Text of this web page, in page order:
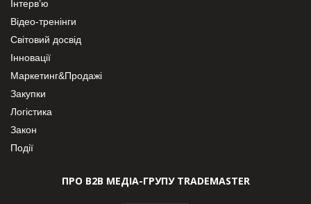
Інтерв’ю
Відео-тренінги
Світовий досвід
Інновації
Маркетинг&Продажі
Закупки
Логістика
Закон
Події
ПРО В2В МЕДІА-ГРУПУ TRADEMASTER